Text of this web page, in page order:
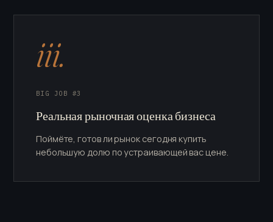
iii.
BIG JOB #3
Реальная рыночная оценка бизнеса
Поймёте, готов ли рынок сегодня купить
небольшую долю по устраивающей вас цене.